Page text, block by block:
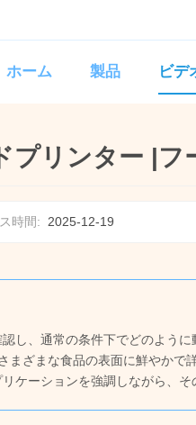
ホーム 製品 ビデ
プリンター |
時間: 2025-12-19
し、通常の条件下でどのよう
まざまな食品の表面に鮮やか
ケーションを強調しながら、そ